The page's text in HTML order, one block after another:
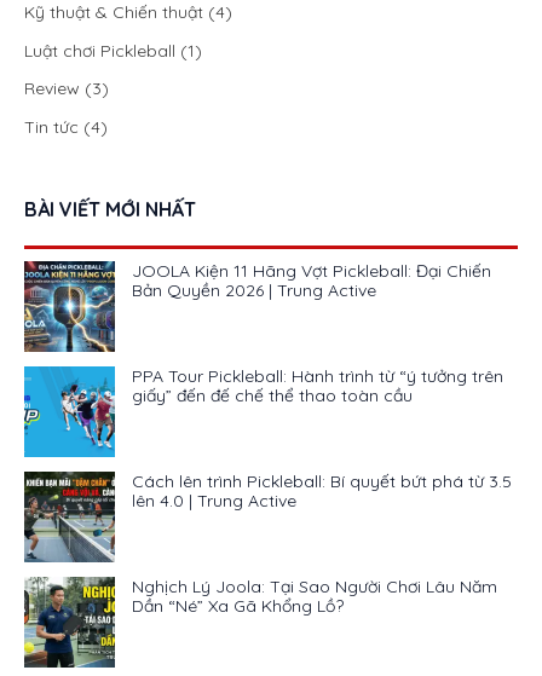
Kỹ thuật & Chiến thuật (4)
Luật chơi Pickleball (1)
Review (3)
Tin tức (4)
BÀI VIẾT MỚI NHẤT
JOOLA Kiện 11 Hãng Vợt Pickleball: Đại Chiến
Bản Quyền 2026 | Trung Active
PPA Tour Pickleball: Hành trình từ “ý tưởng trên
giấy” đến đế chế thể thao toàn cầu
Cách lên trình Pickleball: Bí quyết bứt phá từ 3.5
lên 4.0 | Trung Active
Nghịch Lý Joola: Tại Sao Người Chơi Lâu Năm
Dần “Né” Xa Gã Khổng Lồ?